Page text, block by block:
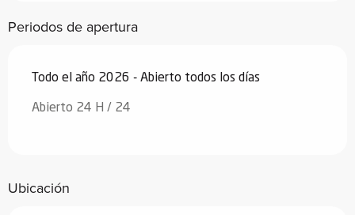
Periodos de apertura
Todo el año 2026 - Abierto todos los días
Abierto 24 H / 24
Ubicación